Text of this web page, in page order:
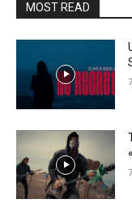
MOST READ